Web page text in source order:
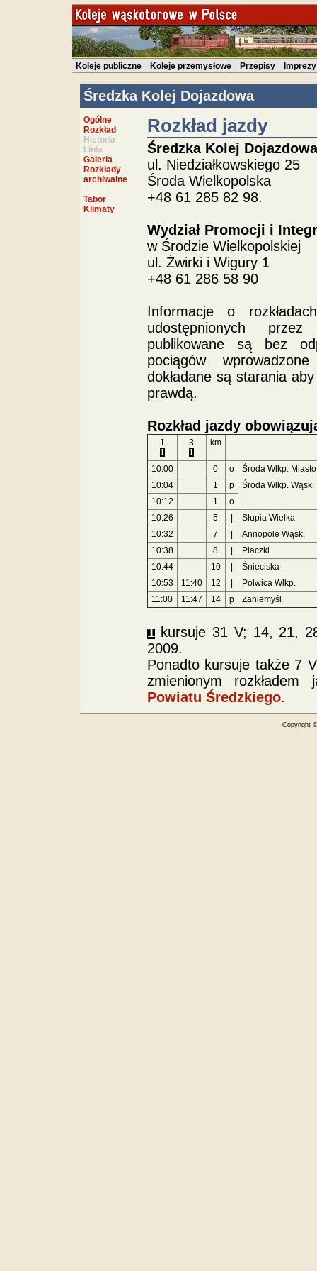
Koleje publiczne Koleje przemysłowe Przepisy Imprezy
Średzka Kolej Dojazdowa
Ogólne
Rozkład
Historia
Linia
Galeria
Rozkłady
archiwalne
Tabor
Klimaty
Rozkład jazdy
Średzka Kolej Dojazdowa
ul. Niedziałkowskiego 25
Środa Wielkopolska
+48 61 285 82 98.
Wydział Promocji i
w Środzie Wielkopolskiej
ul. Żwirki i Wigury 1
+48 61 286 58 90
Informacje o
udostępnionych przez
publikowane są bez
pociągów
dokładane są starania
prawdą.
Rozkład jazdy
1
1
3
1
km
10:00 0 o
Środa Wlkp. Miasto
10:04
1 p
Środa Wlkp. Wąsk.
10:12
1
o
10:26
5 |
Słupia Wielka
10:32
7 |
Annopole Wąsk.
10:38
8 |
Płaczki
10:44
10 |
Śnieciska
10:53
11:40 12 |
Polwica Wlkp.
11:00
11:47 14 p Zaniemyśl
1kursuje 31 V; 14, 21,
2009.
Ponadto kursuje także 7
zmienionym
Powiatu Średzkiego.
Copyright